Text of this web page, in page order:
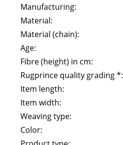
Manufacturing:
Material:
Material (chain):
Age:
Fibre (height) in cm:
Rugprince quality grading *:
Item length:
Item width:
Weaving type:
Color: